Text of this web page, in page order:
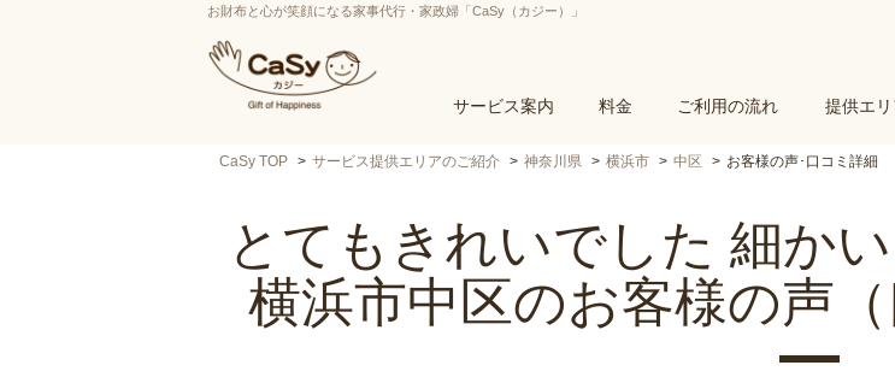
お財布と心が笑顔になる家事代行・家政婦「CaSy（カジー）」
サービス案内 料金 ご利用の流れ 提供エリ
CaSy TOP サービス提供エリアのご紹介 神奈川県 横浜市 中区 お客様の声･口コミ詳細
とてもきれいでした 細か
横浜市中区のお客様の声